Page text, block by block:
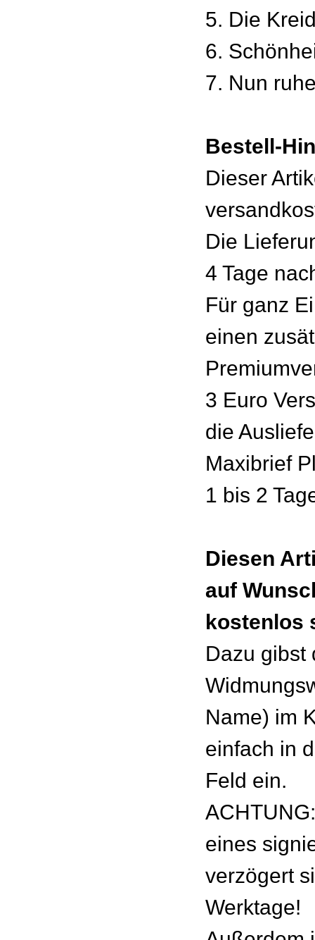
5. Die
6.
7. Nun
Bestell-
Dieser
Die
4 Tage
Für ganz
einen
3 Euro
die
Maxibrief
1 bis 2
Diesen
auf
kostenlos
Dazu gibst
Name) im
einfach in
Feld ein.
eines
verzögert
Werktage!